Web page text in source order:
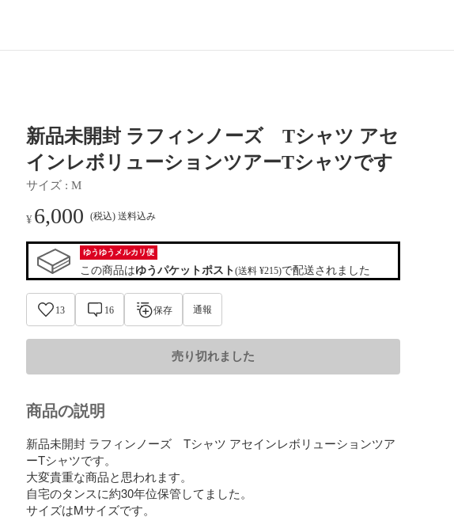
新品未開封 ラフィンノーズ Tシャツ アセ
インレボリューションツアーTシャツです
サイズ : M
¥ 6,000 (税込) 送料込み
ゆうゆうメルカリ便
この商品はゆうパケットポスト(送料 ¥215)で配送されました
13 16 保存 通報
売り切れました
商品の説明
新品未開封 ラフィンノーズ　Tシャツ アセインレボリューションツア
ーTシャツです。
大変貴重な商品と思われます。
自宅のタンスに約30年位保管してました。